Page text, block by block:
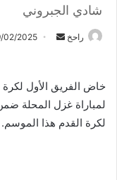
شادي الجبروني
راحخ
أرسل 02/2025
خاض الفريق الأول لكرة
لمباراة غزل المحلة
لكرة القدم هذا الموسم.